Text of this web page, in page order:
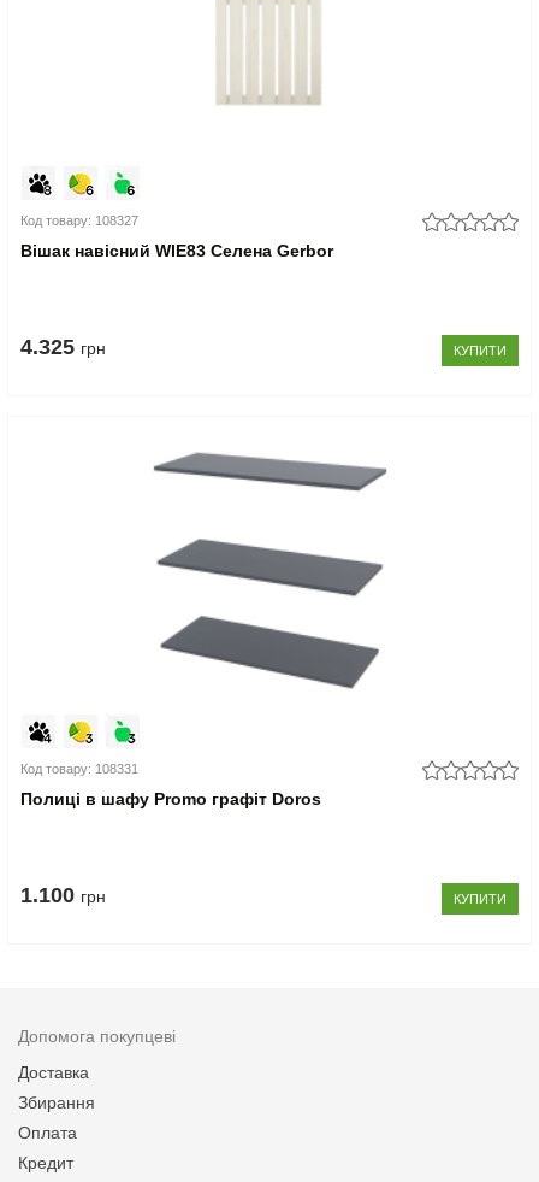
Код товару: 108327
Вішак навісний WIE83 Селена Gerbor
4.325 грн КУПИТИ
Код товару: 108331
Полиці в шафу Promo графіт Doros
1.100 грн КУПИТИ
Допомога покупцеві
Доставка
Збирання
Оплата
Кредит